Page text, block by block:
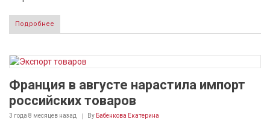
Подробнее
Франция в августе нарастила импорт
российских товаров
3 года 8 месяцев назад By Бабенкова Екатерина